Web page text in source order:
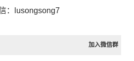
：lusongsong7
加入微信群